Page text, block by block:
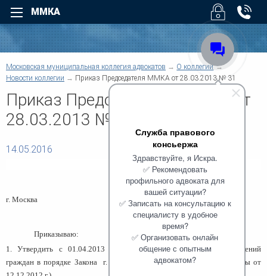
Служба правового
консьержа
Здравствуйте, я Искра.
✅ Рекомендовать
профильного адвоката для
вашей ситуации?
✅ Записать на консультацию к
специалисту в удобное
время?
✅ Организовать онлайн
общение с опытным
адвокатом?
Назад
Новости коллегии
Назад
Услуги
Для физических лиц
Назад
Для физических лиц
Уголовные дела
Трудовые споры
Семейные споры
Наследство
Жилищные споры
Земельные споры
Банковское право
Военное право
Защита прав потребителей
Медиация
Медицинское право
Назад
Для юридических лиц
Арбитраж
Безопасность бизнеса
Взыскание дебиторской
задолженности
Административные споры
Договорные отношения
Защита деловой репутации
Компенсация ущерба
Корпоративные споры
Предпринимательское
Споры по недвижимости
Назад
Верховный Суд РФ -
суды регионов
Другие суды
Европейский Суд по
ММКА
Московская муниципальная коллегия адвокатов
О коллегии
Новости коллегии
Приказ Председателя ММКА от 28.03.2013 № 31
Приказ Председателя ММКА от
28.03.2013 № 31
14.05.2016
ПРИКАЗ №31
г. Москва «28» марта 2013 г.
Приказываю:
1.
Утвердить с 01.04.2013 года Регламент рассмотрения обращений
граждан в порядке Закона
г. Москвы № 49 (в ред. Закона г. Москвы от